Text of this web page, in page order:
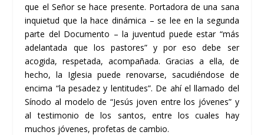
que el Señor se hace presente. Portadora de una sana
inquietud que la hace dinámica – se lee en la segunda
parte del Documento – la juventud puede estar “más
adelantada que los pastores” y por eso debe ser
acogida, respetada, acompañada. Gracias a ella, de
hecho, la Iglesia puede renovarse, sacudiéndose de
encima “la pesadez y lentitudes”. De ahí el llamado del
Sínodo al modelo de “Jesús joven entre los jóvenes” y
al testimonio de los santos, entre los cuales hay
muchos jóvenes, profetas de cambio.